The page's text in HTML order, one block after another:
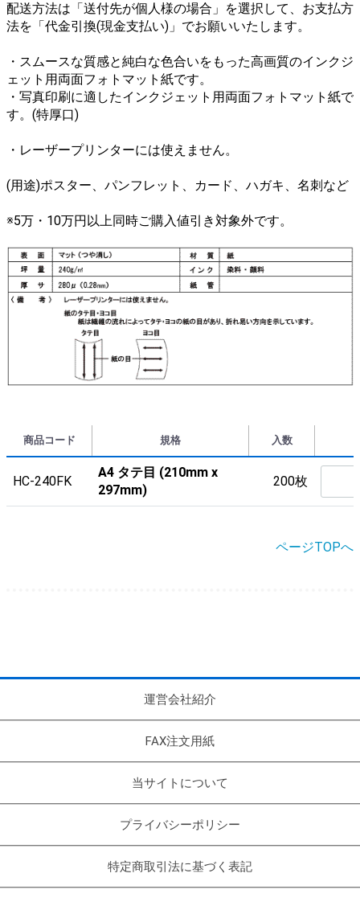
配送方法は「送付先が個人様の場合」を選択して、お支払方
法を「代金引換(現金支払い)」でお願いいたします。
・スムースな質感と純白な色合いをもった高画質のインクジ
ェット用両面フォトマット紙です。
・写真印刷に適したインクジェット用両面フォトマット紙で
す。(特厚口)
・レーザープリンターには使えません。
(用途)ポスター、パンフレット、カード、ハガキ、名刺など
※5万・10万円以上同時ご購入値引き対象外です。
商品コード 規格 入数
HC-240FK
A4 タテ目 (210mm x
297mm)
200枚
ページTOPへ
運営会社紹介
FAX注文用紙
当サイトについて
プライバシーポリシー
特定商取引法に基づく表記